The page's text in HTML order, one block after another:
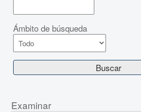
Ámbito de búsqueda
Examinar